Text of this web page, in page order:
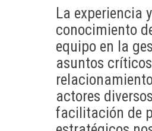
La experiencia y
conocimiento
equipo en la
asuntos
actores
facilitación de